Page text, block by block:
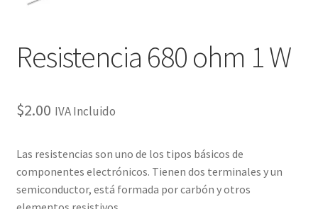
Corte Láser
Diseño de Circuitos Impresos
Finalizar compra
Resistencia 680 ohm 1 W
$2.00 IVA Incluido
Las resistencias son uno de los tipos básicos de
componentes electrónicos. Tienen dos terminales y un
semiconductor, está formada por carbón y otros